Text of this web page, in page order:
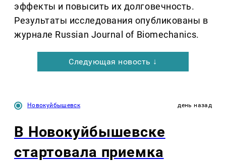
эффекты и повысить их долговечность.
Результаты исследования опубликованы в
журнале Russian Journal of Biomechanics.
Следующая новость ↓
Новокуйбышевск день назад
В Новокуйбышевске
стартовала приемка